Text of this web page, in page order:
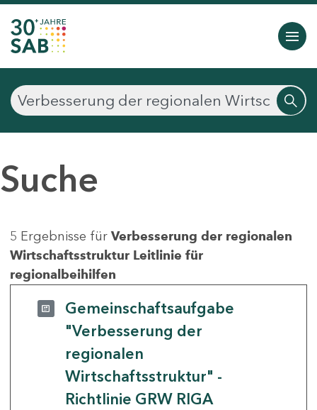
Suche
5 Ergebnisse für Verbesserung der regionalen
Wirtschaftsstruktur Leitlinie für
regionalbeihilfen
Gemeinschaftsaufgabe
"Verbesserung der
regionalen
Wirtschaftsstruktur" -
Richtlinie GRW RIGA